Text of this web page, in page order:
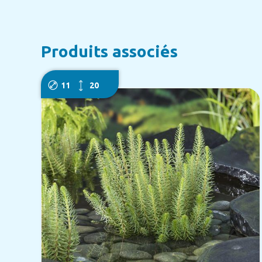
Produits associés
11 20